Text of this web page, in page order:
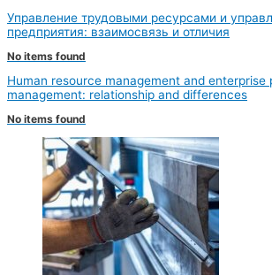
Управление трудовыми ресурсами и
предприятия: взаимосвязь и отличия
No items found
Human resource management and enterprise
management: relationship and differences
No items found